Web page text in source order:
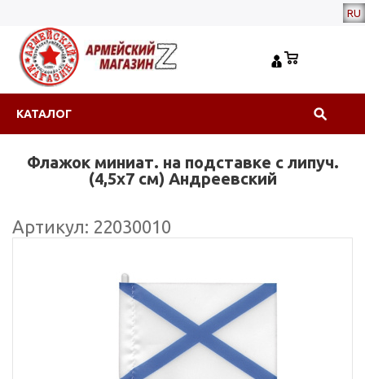
RU
КАТАЛОГ
Флажок миниат. на подставке с липуч.
(4,5х7 см) Андреевский
Артикул: 22030010